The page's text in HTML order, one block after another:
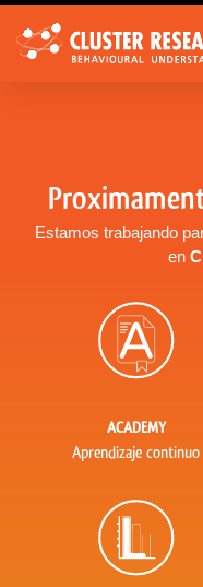
Estamos trabajando
en
ACADEMY
Aprendizaje continuo